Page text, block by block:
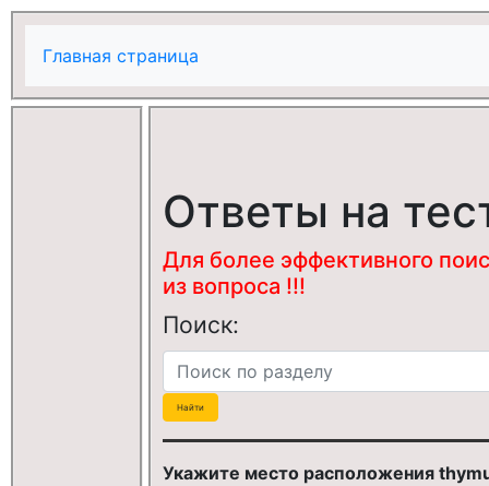
Главная страница
Ответы на
Для более эффективного
из вопроса !!!
Поиск:
Укажите место расположения